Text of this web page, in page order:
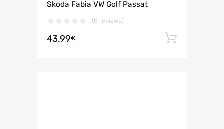
Skoda Fabia VW Golf Passat
(0 reviews)
43.99€